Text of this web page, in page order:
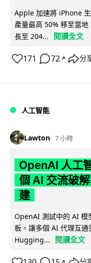
Apple 加速將 iPhone
產量最高 50% 移至當
長至 204...
閱讀全文
171 72 ↗ 分
人工智能
Lawton 7 小時
OpenAI 人工
個 AI 交流破
建
OpenAI 測試中的 AI 模
板，讓多個 AI 代理互
Hugging...
閱讀全文